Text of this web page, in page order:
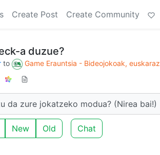
Create Post Create Community
a duzue?
to Game Erauntsia - Bideojokoak, euskaraz
da zure jokatzeko modua? (Nirea bai!)
New Old Chat